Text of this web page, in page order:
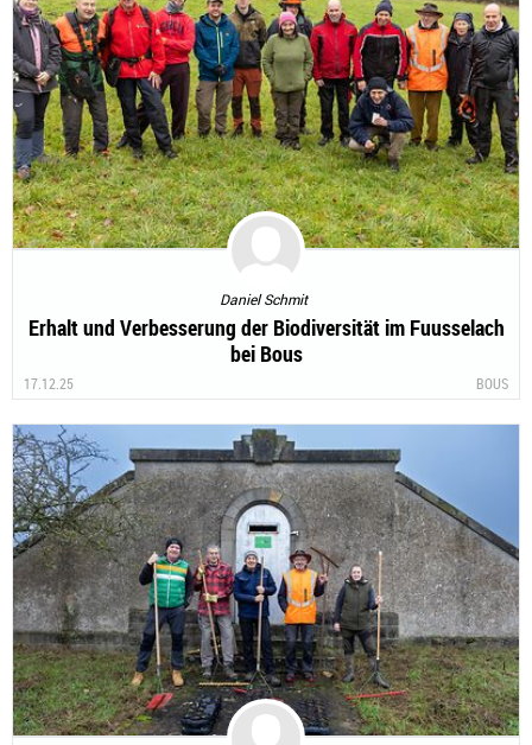
Daniel Schmit
Erhalt und Verbesserung der Biodiversität im Fuusselach
bei Bous
17.12.25 BOUS